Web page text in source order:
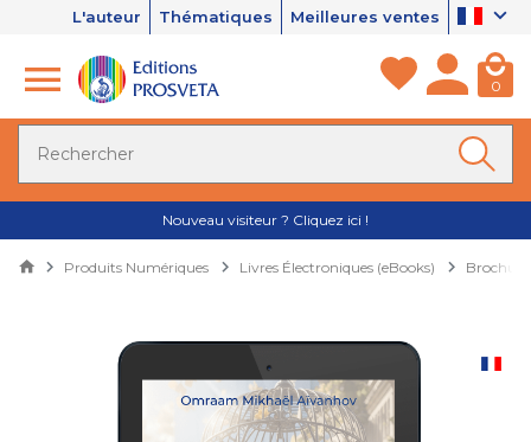
L'auteur Thématiques Meilleures ventes
0
Nouveau visiteur ? Cliquez ici !
Produits Numériques Livres Électroniques (eBooks)